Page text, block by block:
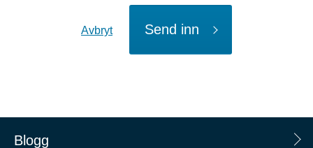
Avbryt Send inn
Blogg